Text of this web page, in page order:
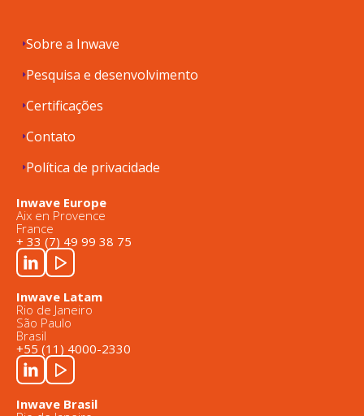
Sobre a Inwave
Pesquisa e desenvolvimento
Certificações
Contato
Política de privacidade
Inwave Europe
Aix en Provence
France
+ 33 (7) 49 99 38 75
Inwave Latam
Rio de Janeiro
São Paulo
Brasil
+55 (11) 4000-2330
Inwave Brasil